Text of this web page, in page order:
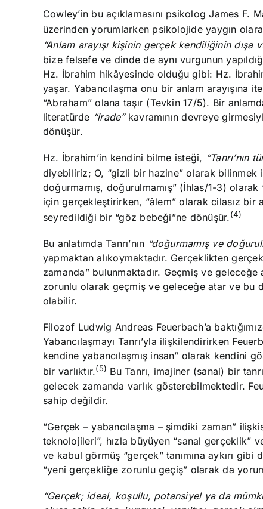
Cowley’in bu açıklamasını psikolog James F.
üzerinden yorumlarken psikolojide yaygın
“Anlam arayışı kişinin gerçek kendiliğinin dışa
bize felsefe ve dinde de aynı vurgunun
Hz. İbrahim hikâyesinde olduğu gibi: Hz.
yaşar. Yabancılaşma onu bir anlam arayışına
“Abraham” olana taşır (Tevkin 17/5). Bir
literatürde “irade”kavramının devreye
dönüşür.
Hz. İbrahim’in kendini bilme isteği,
diyebiliriz; O, “gizli bir hazine” olarak bilinmek
doğurmamış, doğurulmamış” (İhlas/1-3)
için gerçekleştirirken, “âlem” olarak cilasız bir
seyredildiği bir “göz bebeği”ne dönüşür.(4)
Bu anlatımda Tanrı’nın “doğurmamış ve
yapmaktan alıkoymaktadır. Gerçeklikten
zamanda” bulunmaktadır. Geçmiş ve geleceğe
zorunlu olarak geçmiş ve geleceğe atar ve bu
olabilir.
Filozof Ludwig Andreas Feuerbach’a
Yabancılaşmayı Tanrı’yla ilişkilendirirken
kendine yabancılaşmış insan” olarak kendini
bir varlıktır.(5) Bu Tanrı, imajiner (sanal) bir
gelecek zamanda varlık gösterebilmektedir.
sahip değildir.
“Gerçek – yabancılaşma – şimdiki zaman”
teknolojileri”, hızla büyüyen “sanal gerçeklik”
ve kabul görmüş “gerçek” tanımına aykırı gibi
“yeni gerçekliğe zorunlu geçiş” olarak da
“Gerçek; ideal, koşullu, potansiyel ya da